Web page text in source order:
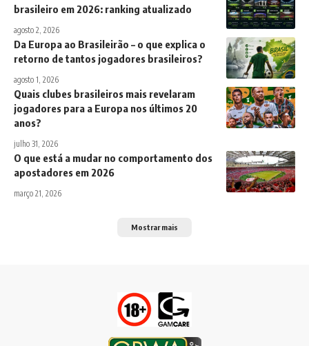
brasileiro em 2026: ranking atualizado
agosto 2, 2026
Da Europa ao Brasileirão – o que explica o
retorno de tantos jogadores brasileiros?
agosto 1, 2026
Quais clubes brasileiros mais revelaram
jogadores para a Europa nos últimos 20
anos?
julho 31, 2026
O que está a mudar no comportamento dos
apostadores em 2026
março 21, 2026
Mostrar mais